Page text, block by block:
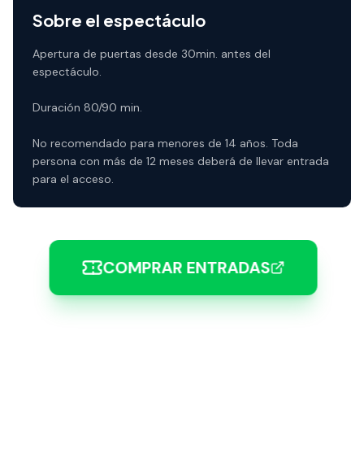
Sobre el espectáculo
Apertura de puertas desde 30min. antes del
espectáculo.
Duración 80/90 min.
No recomendado para menores de 14 años. Toda
persona con más de 12 meses deberá de llevar entrada
para el acceso.
COMPRAR ENTRADAS